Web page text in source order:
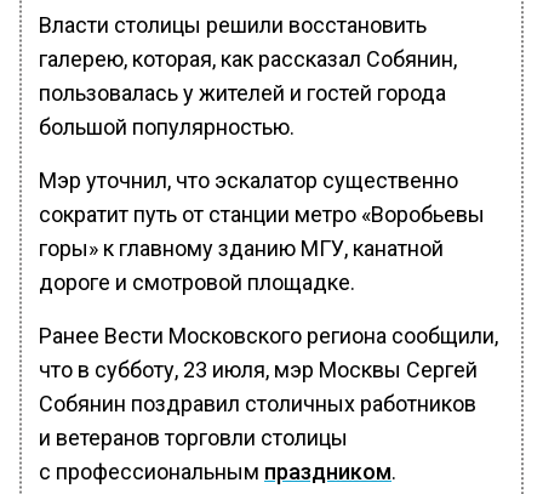
Власти столицы решили восстановить
галерею, которая, как рассказал Собянин,
пользовалась у жителей и гостей города
большой популярностью.
Мэр уточнил, что эскалатор существенно
сократит путь от станции метро «Воробьевы
горы» к главному зданию МГУ, канатной
дороге и смотровой площадке.
Ранее Вести Московского региона сообщили,
что в субботу, 23 июля, мэр Москвы Сергей
Собянин поздравил столичных работников
и ветеранов торговли столицы
с профессиональным праздником.